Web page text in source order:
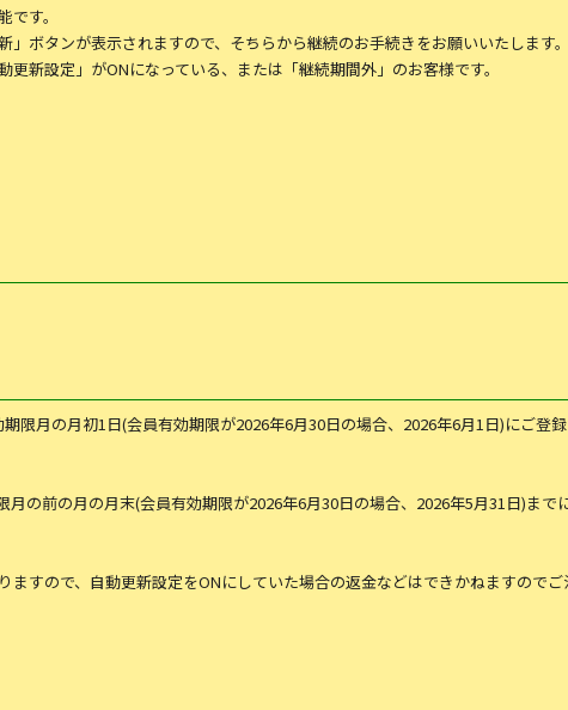
す。
」ボタンが表示されますので、そちらから継続のお手続きをお願いいたします
新設定」がONになっている、または「継続期間外」のお客様です。
限月の月初1日(会員有効期限が2026年6月30日の場合、2026年6月1日)にご登
の前の月の月末(会員有効期限が2026年6月30日の場合、2026年5月31日)まで
ますので、自動更新設定をONにしていた場合の返金などはできかねますので